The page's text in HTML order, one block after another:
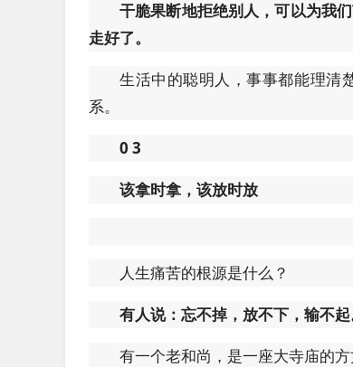
干脆果断地拒绝别人，可以为我
走好了。
生活中的聪明人，事事都能理清
系。
0 3
该拿时拿，该放时放
人生痛苦的根源是什么？
有人说：忘不掉，放不下，输不起
有一个老和尚，是一座大寺庙的